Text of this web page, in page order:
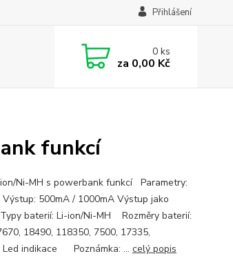
Přihlášení
0ks
za 0,00 Kč
funkcí
Ni-MH s powerbank funkcí Parametry:
500mA / 1000mA Výstup jako
baterií: Li-ion/Ni-MH Rozměry baterií:
18490, 118350, 7500, 17335,
Led indikace Poznámka: ... celý popis